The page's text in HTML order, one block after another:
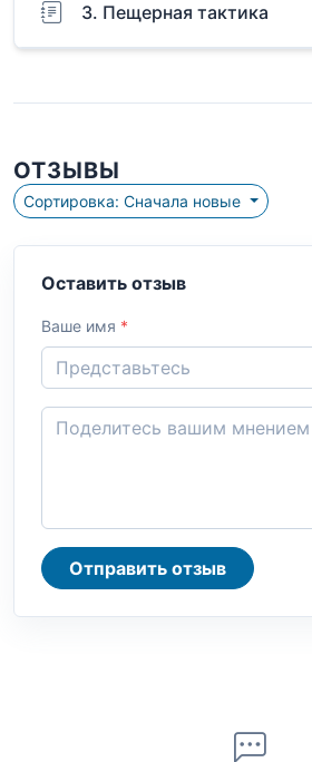
3. Пещерная тактика
ОТЗЫВЫ
Сортировка: Сначала новые
Оставить отзыв
Ваше имя *
Отправить отзыв